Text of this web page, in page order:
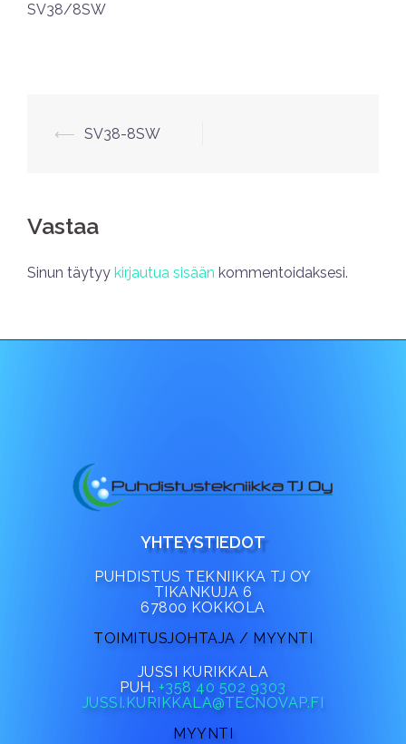
SV38/8SW
⟵ SV38-8SW
Vastaa
Sinun täytyy kirjautua sisään kommentoidaksesi.
YHTEYSTIEDOT
PUHDISTUS TEKNIIKKA TJ OY
TIKANKUJA 6
67800 KOKKOLA
TOIMITUSJOHTAJA / MYYNTI
JUSSI KURIKKALA
PUH. +358 40 502 9303
JUSSI.KURIKKALA@TECNOVAP.FI
MYYNTI